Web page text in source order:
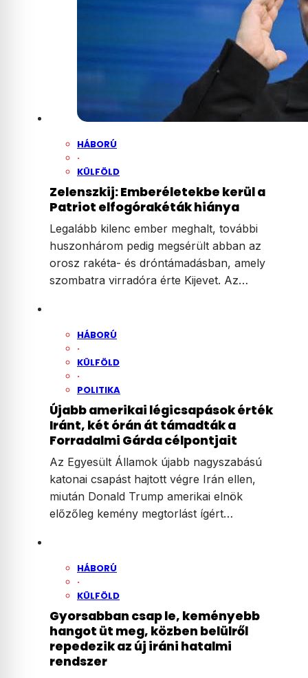
HÁBORÚ
·
KÜLFÖLD
Zelenszkij: Emberéletekbe kerül a
Patriot elfogórakéták hiánya
Legalább kilenc ember meghalt, további
huszonhárom pedig megsérült abban az
orosz rakéta- és dróntámadásban, amely
szombatra virradóra érte Kijevet. Az…
HÁBORÚ
·
KÜLFÖLD
·
POLITIKA
Újabb amerikai légicsapások érték
Iránt, két órán át támadták a
Forradalmi Gárda célpontjait
Az Egyesült Államok újabb nagyszabású
katonai csapást hajtott végre Irán ellen,
miután Donald Trump amerikai elnök
előzőleg kemény megtorlást ígért…
HÁBORÚ
·
KÜLFÖLD
Gyorsabban csap le, keményebb
hangot üt meg, közben belülről
repedezik az új iráni hatalmi
rendszer